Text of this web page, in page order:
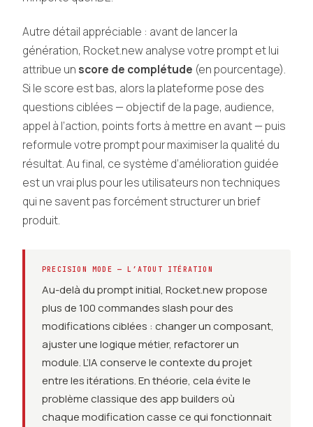
Autre détail appréciable : avant de lancer la
génération, Rocket.new analyse votre prompt et lui
attribue un score de complétude (en pourcentage).
Si le score est bas, alors la plateforme pose des
questions ciblées — objectif de la page, audience,
appel à l’action, points forts à mettre en avant — puis
reformule votre prompt pour maximiser la qualité du
résultat. Au final, ce système d’amélioration guidée
est un vrai plus pour les utilisateurs non techniques
qui ne savent pas forcément structurer un brief
produit.
PRECISION MODE — L’ATOUT ITÉRATION
Au-delà du prompt initial, Rocket.new propose
plus de 100 commandes slash pour des
modifications ciblées : changer un composant,
ajuster une logique métier, refactorer un
module. L’IA conserve le contexte du projet
entre les itérations. En théorie, cela évite le
problème classique des app builders où
chaque modification casse ce qui fonctionnait